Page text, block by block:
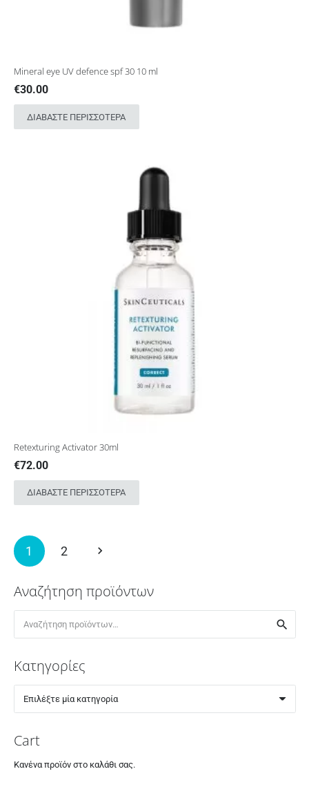
Mineral eye UV defence spf 30 10 ml
€30.00
ΔΙΑΒΆΣΤΕ ΠΕΡΙΣΣΌΤΕΡΑ
Retexturing Activator 30ml
€72.00
ΔΙΑΒΆΣΤΕ ΠΕΡΙΣΣΌΤΕΡΑ
Πλοήγηση
άρθρων
1 2
Αναζήτηση προϊόντων
Κατηγορίες
Επιλέξτε μία κατηγορία
Cart
Κανένα προϊόν στο καλάθι σας.